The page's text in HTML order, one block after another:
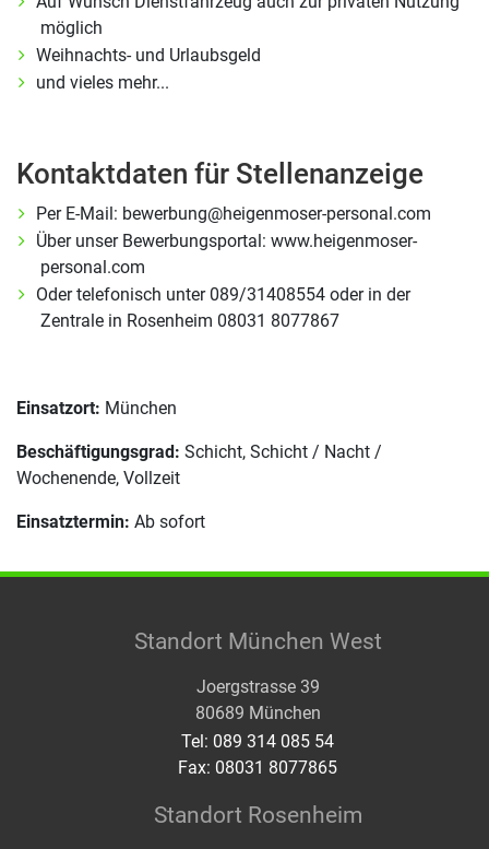
möglich
Weihnachts- und Urlaubsgeld
und vieles mehr...
Kontaktdaten für Stellenanzeige
Per E-Mail: bewerbung@heigenmoser-personal.com
Über unser Bewerbungsportal: www.heigenmoser-
personal.com
Oder telefonisch unter 089/31408554 oder in der
Zentrale in Rosenheim 08031 8077867
Einsatzort: München
Beschäftigungsgrad: Schicht, Schicht / Nacht /
Wochenende, Vollzeit
Einsatztermin: Ab sofort
Standort München West
Joergstrasse 39
80689 München
Tel: 089 314 085 54
Fax: 08031 8077865
Standort Rosenheim